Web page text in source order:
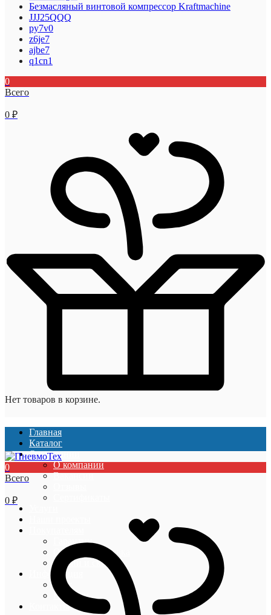
Безмасляный винтовой компрессор Kraftmaсhine
JJJ25QQQ
py7v0
z6je7
ajbe7
q1cn1
0
Всего
0 ₽
Нет товаров в корзине.
Главная
Каталог
О компании
О компании
Вакансии
Гарантии
Оплата и доставка
Акции и скидки
Информация
Блог
Новости
Контакты
0
Всего
0 ₽